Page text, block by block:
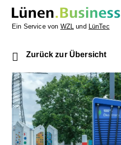
Ein Service von WZL und LünTec
Zurück zur Übersicht